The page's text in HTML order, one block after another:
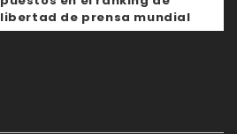
libertad de prensa mundial